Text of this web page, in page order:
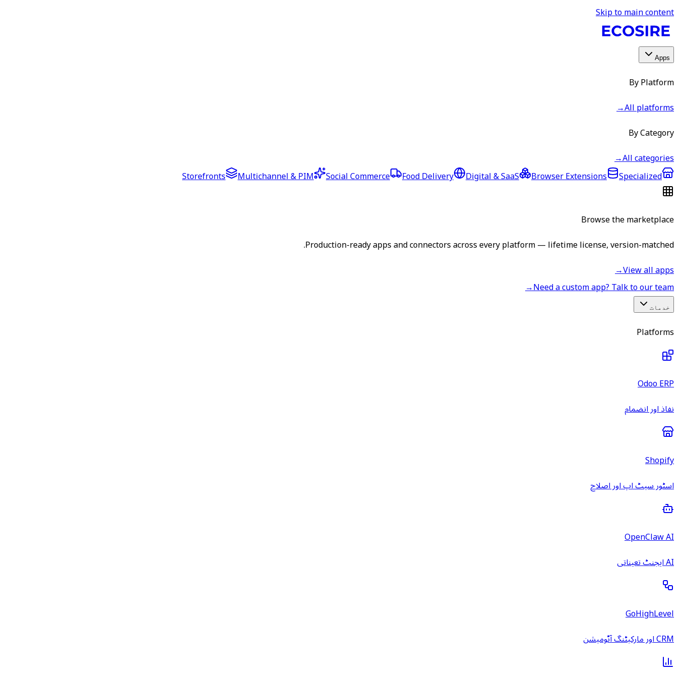
Skip to main content
Apps
By Platform
All platforms
→
By Category
All categories
→
Storefronts
Multichannel & PIM Social Commerce Food Delivery Digital & SaaS Browser Extensions Specialized
Browse the marketplace
Production-ready apps and connectors across every platform — lifetime license, version-matched.
View all apps
→
Need a custom app? Talk to our team
→
خدمات
Platforms
Odoo ERP
نفاذ اور انضمام
Shopify
اسٹور سیٹ اپ اور اصلاح
OpenClaw AI
AI ایجنٹ تعیناتی
GoHighLevel
CRM اور مارکیٹنگ آٹومیشن